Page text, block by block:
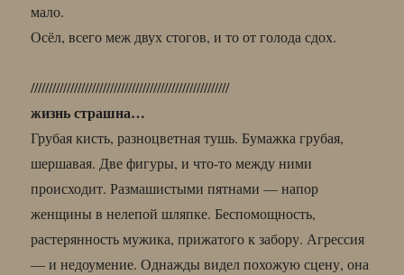
мало.
Осёл, всего меж двух стогов, и то от голода сдох.
///////////////////////////////////////////////////////
жизнь страшна…
Грубая кисть, разноцветная тушь. Бумажка грубая,
шершавая. Две фигуры, и что-то между ними
происходит. Размашистыми пятнами — напор
женщины в нелепой шляпке. Беспомощность,
растерянность мужика, прижатого к забору. Агрессия
— и недоумение. Однажды видел похожую сцену, она